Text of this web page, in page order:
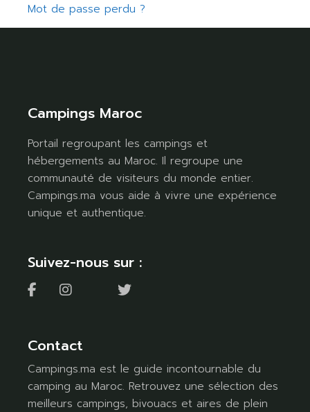
Mot de passe perdu ?
Campings Maroc
Portail regroupant les campings et
hébergements au Maroc. Il regroupe une
communauté de visiteurs du monde entier.
Campings.ma vous aide à vivre une expérience
unique et authentique.
Suivez-nous sur :
Contact
Campings.ma est le guide incontournable du
camping au Maroc. Retrouvez une sélection des
meilleurs campings, bivouacs et aires de plein